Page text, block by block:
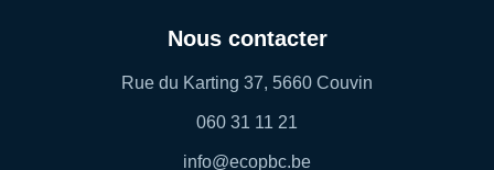
Nous contacter
Rue du Karting 37, 5660 Couvin
060 31 11 21
info@ecopbc.be